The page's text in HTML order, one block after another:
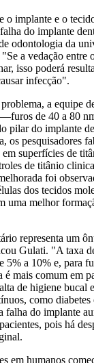
o implante e o
do implante
odontologia da
a vedação entre
isso poderá
infecção".
a equipe
de 40 a 80
pilar do implante
os pesquisadores
superfícies de
de titânio
foi
dos tecidos
uma melhor
representa um
Gulati. "A taxa
5% a 10% e, para
mais comum em
de higiene bucal
como diabetes
do implante
pois há
em humanos